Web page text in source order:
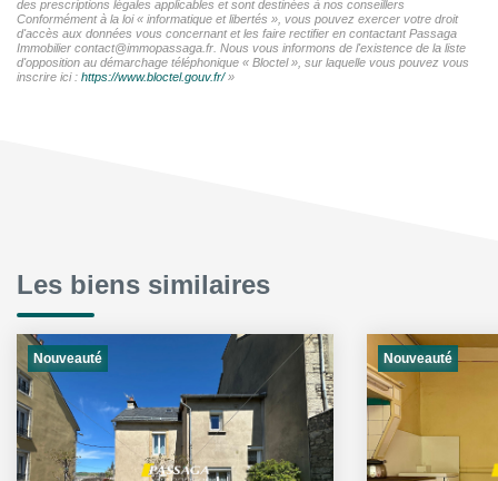
des prescriptions légales applicables et sont destinées à nos conseillers
Conformément à la loi « informatique et libertés », vous pouvez exercer votre droit
d'accès aux données vous concernant et les faire rectifier en contactant Passaga
Immobilier contact@immopassaga.fr. Nous vous informons de l'existence de la liste
d'opposition au démarchage téléphonique « Bloctel », sur laquelle vous pouvez vous
inscrire ici : https://www.bloctel.gouv.fr/»
Les biens similaires
Nouveauté Nouveauté